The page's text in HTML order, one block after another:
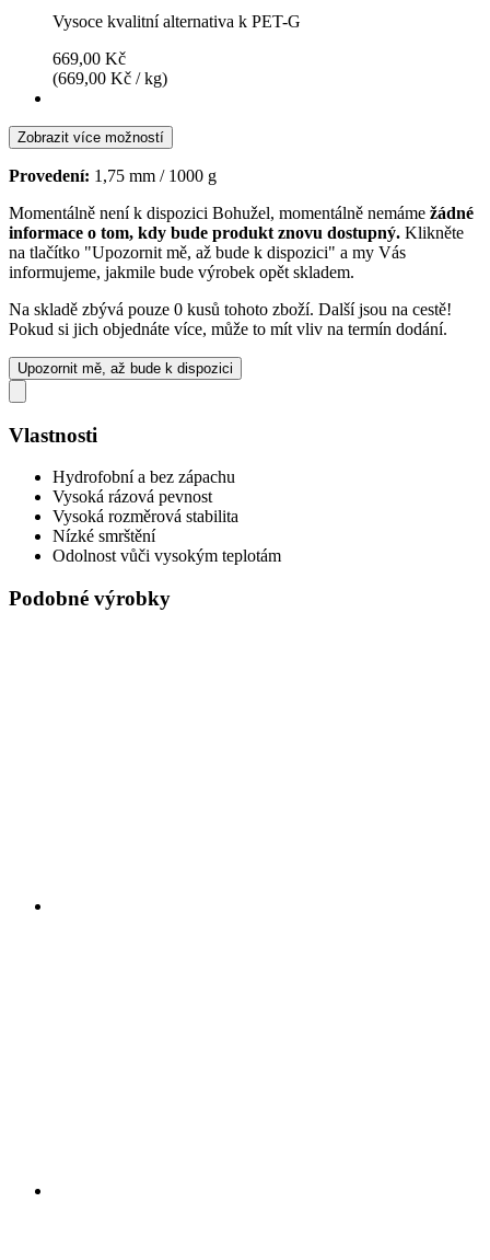
Vysoce kvalitní alternativa k PET-G
669,00 Kč
(669,00 Kč / kg)
Zobrazit více možností
Provedení: 1,75 mm / 1000 g
Momentálně není k dispozici Bohužel, momentálně nemáme žádné
informace o tom, kdy bude produkt znovu dostupný. Klikněte
na tlačítko "Upozornit mě, až bude k dispozici" a my Vás
informujeme, jakmile bude výrobek opět skladem.
Na skladě zbývá pouze 0 kusů tohoto zboží. Další jsou na cestě!
Pokud si jich objednáte více, může to mít vliv na termín dodání.
Upozornit mě, až bude k dispozici
Vlastnosti
Hydrofobní a bez zápachu
Vysoká rázová pevnost
Vysoká rozměrová stabilita
Nízké smrštění
Odolnost vůči vysokým teplotám
Podobné výrobky